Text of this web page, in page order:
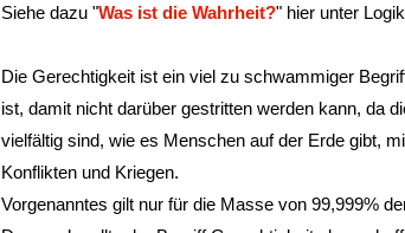
Siehe dazu "Was ist die Wahrheit?" hier unter Logik
Die Gerechtigkeit ist ein viel zu schwammiger
ist, damit nicht darüber gestritten werden kann, da
vielfältig sind, wie es Menschen auf der Erde gibt,
Konflikten und Kriegen.
Vorgenanntes gilt nur für die Masse von 99,999%